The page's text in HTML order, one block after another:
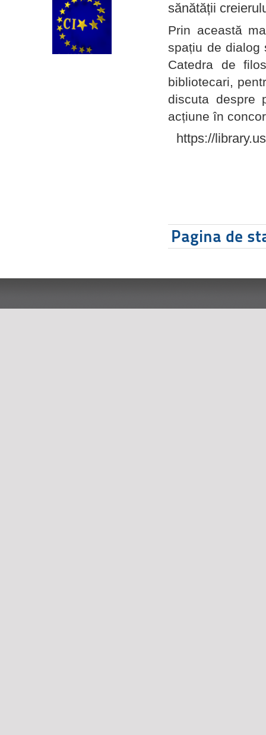
sănătății
Prin această
spațiu de dialog
Catedra de
bibliotecari,
discuta despre
acțiune în
https://
Pagina de